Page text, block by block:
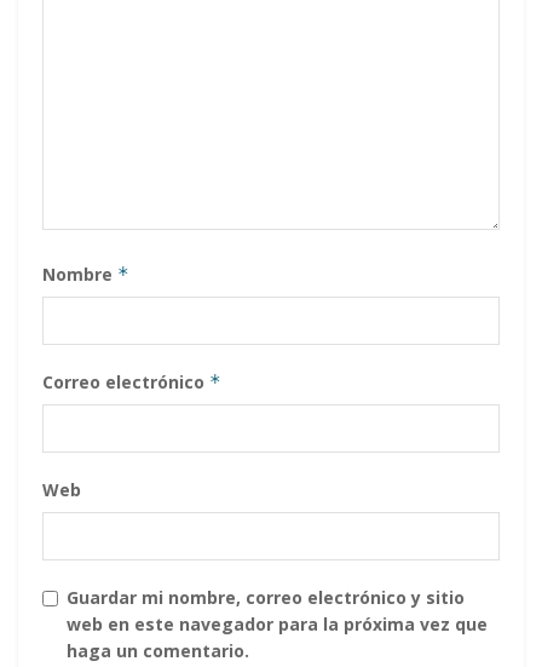
Nombre *
Correo electrónico *
Web
Guardar mi nombre, correo electrónico y sitio
web en este navegador para la próxima vez que
haga un comentario.